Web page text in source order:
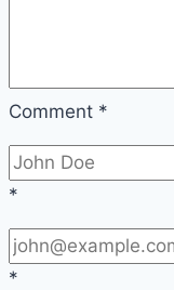
Comment *
*
*